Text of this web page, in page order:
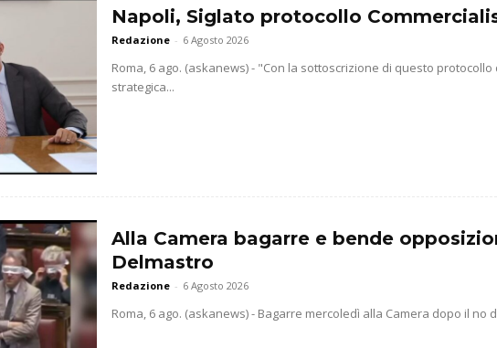
Napoli, Siglato protocollo
Redazione - 6 Agosto 2026
Roma, 6 ago. (askanews) - "Con la sottoscrizione di questo
strategica...
Alla Camera bagarre e bende
Delmastro
Redazione - 6 Agosto 2026
Roma, 6 ago. (askanews) - Bagarre mercoledì alla Camera dopo il no